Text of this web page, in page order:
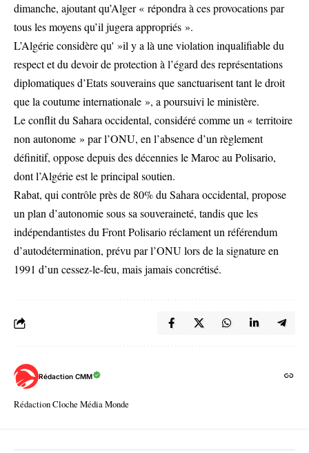
dimanche, ajoutant qu’Alger « répondra à ces provocations par
tous les moyens qu’il jugera appropriés ».
L’Algérie considère qu' »il y a là une violation inqualifiable du
respect et du devoir de protection à l’égard des représentations
diplomatiques d’Etats souverains que sanctuarisent tant le droit
que la coutume internationale », a poursuivi le ministère.
Le conflit du Sahara occidental, considéré comme un « territoire
non autonome » par l’ONU, en l’absence d’un règlement
définitif, oppose depuis des décennies le Maroc au Polisario,
dont l’Algérie est le principal soutien.
Rabat, qui contrôle près de 80% du Sahara occidental, propose
un plan d’autonomie sous sa souveraineté, tandis que les
indépendantistes du Front Polisario réclament un référendum
d’autodétermination, prévu par l’ONU lors de la signature en
1991 d’un cessez-le-feu, mais jamais concrétisé.
Rédaction CMM
Rédaction Cloche Média Monde